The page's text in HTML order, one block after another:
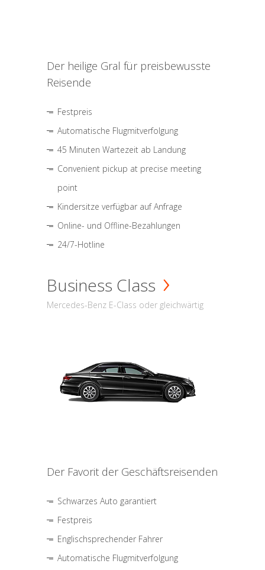
Der heilige Gral für preisbewusste
Reisende
Festpreis
Automatische Flugmitverfolgung
45 Minuten Wartezeit ab Landung
Convenient pickup at precise meeting
point
Kindersitze verfügbar auf Anfrage
Online- und Offline-Bezahlungen
24/7-Hotline
Business Class
Mercedes-Benz E-Class oder gleichwärtig
Der Favorit der Geschäftsreisenden
Schwarzes Auto garantiert
Festpreis
Englischsprechender Fahrer
Automatische Flugmitverfolgung